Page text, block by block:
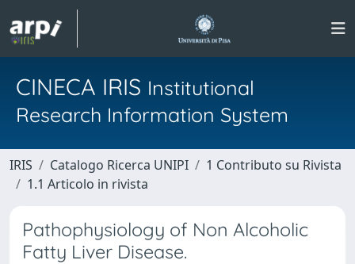
CINECA IRIS Institutional
Research Information System
IRIS Catalogo Ricerca UNIPI
1 Contributo su Rivista
1.1 Articolo in rivista
Pathophysiology of Non Alcoholic
Fatty Liver Disease.